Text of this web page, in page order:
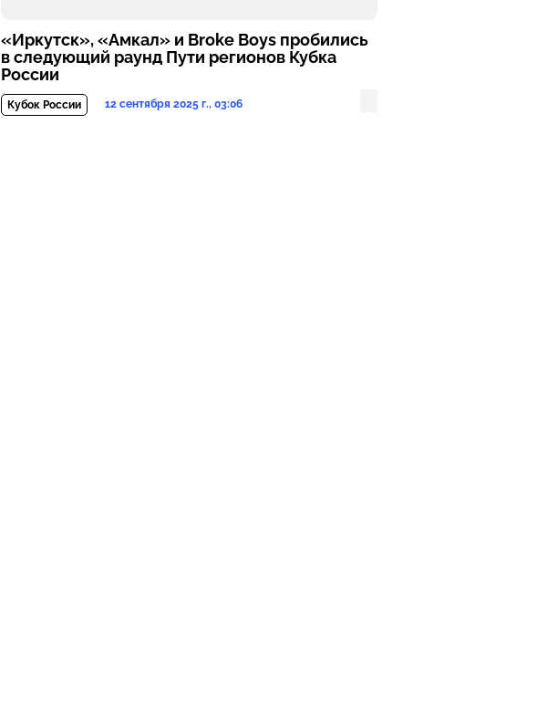
«Иркутск», «Амкал» и Broke Boys пробились
в следующий раунд Пути регионов Кубка
России
Кубок России 12 сентября 2025 г., 03:06